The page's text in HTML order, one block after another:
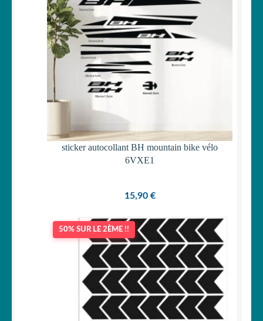
sticker autocollant BH mountain bike vélo
6VXE1
15,90 €
50% SUR LE 2ÈME !!